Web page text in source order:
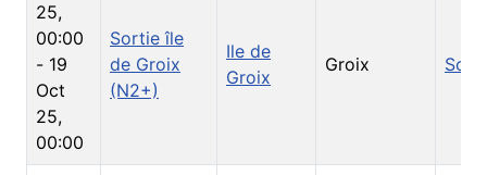
25,
00:00
- 19
Oct
25,
00:00
Sortie île
de Groix
(N2+)
Ile de
Groix
Groix